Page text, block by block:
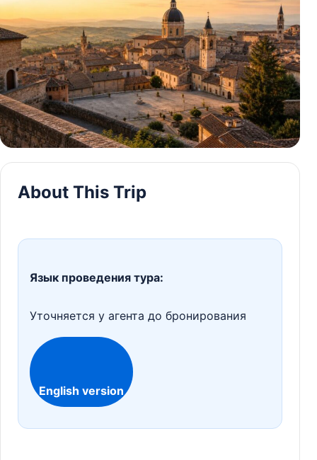
About This Trip
Язык проведения тура:
Уточняется у агента до бронирования
English version